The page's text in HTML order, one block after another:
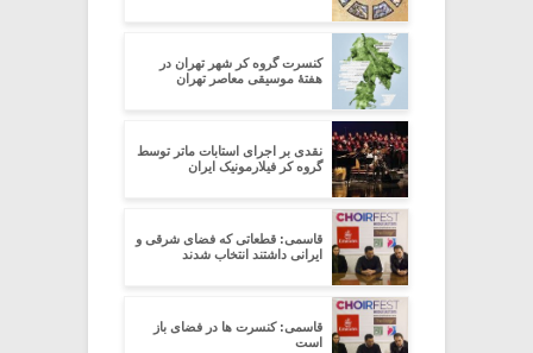
کنسرت گروه کر شهر تهران در
هفتۀ موسیقی معاصر تهران
نقدی بر اجرای استابات ماتر توسط
گروه کر فیلارمونیک ایران
قاسمی: قطعاتی که فضای شرقی و
ایرانی داشتند انتخاب شدند
قاسمی: کنسرت ها در فضای باز
است